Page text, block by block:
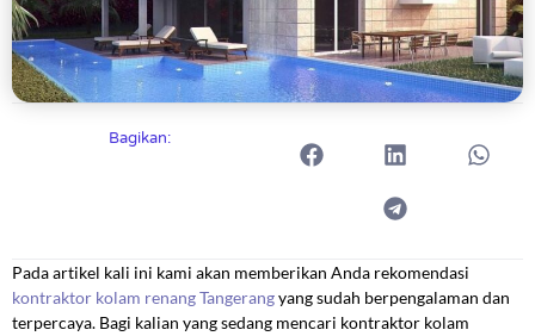
Bagikan:
Pada artikel kali ini kami akan memberikan Anda rekomendasi
kontraktor kolam renang Tangerangyang sudah berpengalaman dan
terpercaya. Bagi kalian yang sedang mencari kontraktor kolam